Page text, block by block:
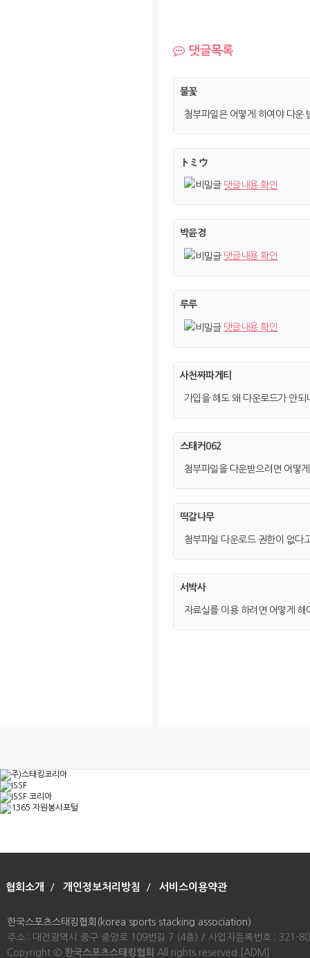
댓글목록
불꽃
첨부파일은 어떻게 하여야 다운
トミウ
댓글내용 확인
박윤경
댓글내용 확인
루루
댓글내용 확인
사천짜파게티
가입을 해도 왜 다운로드가 안되
스태커062
첨부파일을 다운받으려면 어떻
떡갈나무
첨부파일 다운로드 권한이 없다
서박사
자료실를 이용 하려면 어떻게
협회소개 / 개인정보처리방침 / 서비스이용약관
한국스포츠스태킹협회(korea sports stacking association)
주소 : 대전광역시 중구 중앙로 109번길 7 (4층) / 사업자등록번호 :
Copyright © 한국스포츠스태킹협회 All rights reserved. [ADM]